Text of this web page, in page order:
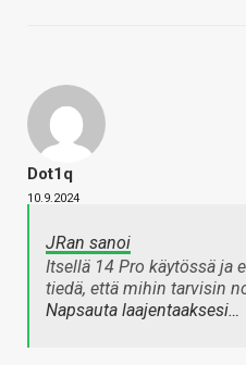
Dot1q
10.9.2024
JRan sanoi
Itsellä 14 Pro käytössä ja
tiedä, että mihin tarvisin
Napsauta laajentaaksesi…